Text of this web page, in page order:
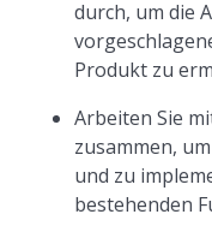
durch, um die
Produkt zu
Arbeiten Sie
zusammen,
und zu
bestehenden